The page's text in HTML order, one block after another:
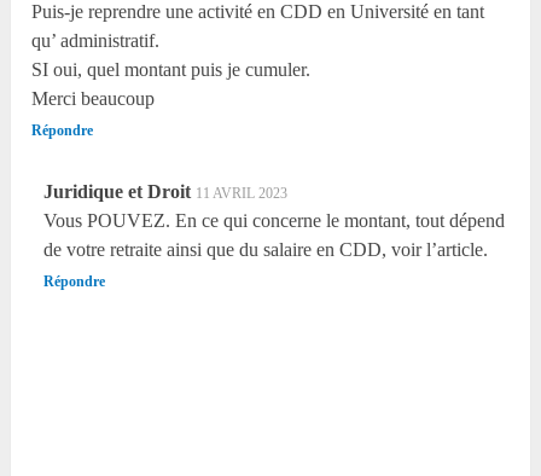
Puis-je reprendre une activité en CDD en Université en tant
qu’ administratif.
SI oui, quel montant puis je cumuler.
Merci beaucoup
Répondre
Juridique et Droit 11 AVRIL 2023
Vous POUVEZ. En ce qui concerne le montant, tout dépend
de votre retraite ainsi que du salaire en CDD, voir l’article.
Répondre